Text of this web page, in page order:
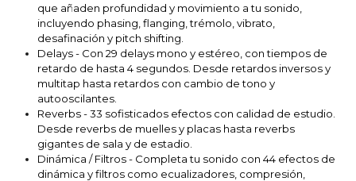
que añaden profundidad y movimiento a tu sonido,
incluyendo phasing, flanging, trémolo, vibrato,
desafinación y pitch shifting.
Delays - Con 29 delays mono y estéreo, con tiempos de
retardo de hasta 4 segundos. Desde retardos inversos y
multitap hasta retardos con cambio de tono y
autooscilantes.
Reverbs - 33 sofisticados efectos con calidad de estudio.
Desde reverbs de muelles y placas hasta reverbs
gigantes de sala y de estadio.
Dinámica / Filtros - Completa tu sonido con 44 efectos de
dinámica y filtros como ecualizadores, compresión,